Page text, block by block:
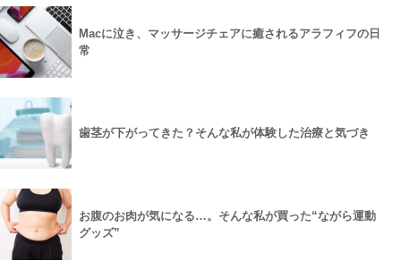
Macに泣き、マッサージチェアに癒されるアラフィフの日
常
歯茎が下がってきた？そんな私が体験した治療と気づき
お腹のお肉が気になる…。そんな私が買った“ながら運動
グッズ”